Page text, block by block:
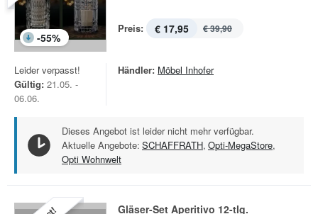
-55%
Preis: € 17,95 € 39,90
Leider verpasst!
Gültig: 21.05. -
06.06.
Händler: Möbel Inhofer
Dieses Angebot ist leider nicht mehr verfügbar.
Aktuelle Angebote: SCHAFFRATH, Opti-MegaStore,
Opti Wohnwelt
Gläser-Set Aperitivo 12-tlg.